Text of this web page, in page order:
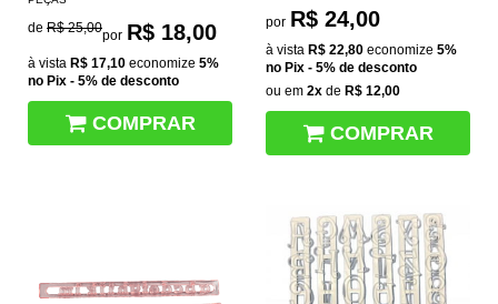
de R$ 25,00por R$ 18,00
à vista R$ 17,10 economize 5%
no Pix - 5% de desconto
COMPRAR
por R$ 24,00
à vista R$ 22,80 economize 5%
no Pix - 5% de desconto
ou em 2x de R$ 12,00
COMPRAR